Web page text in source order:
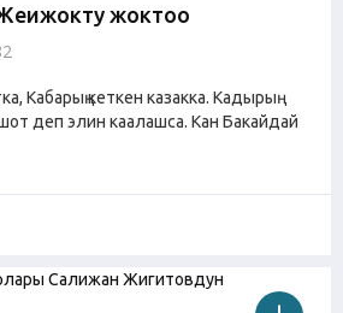
жоктоо
Кабарың кеткен казакка. Кадырың
деп элин каалашса. Кан Бакайдай